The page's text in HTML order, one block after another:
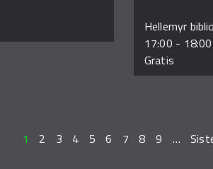
Hellemyr
17:00 - 18:00
Gratis
1 2 3 4 5 6 7 8 9 …